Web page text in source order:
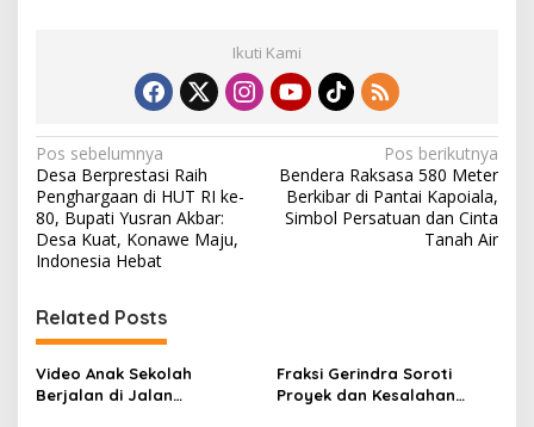
Ikuti Kami
N
a
v
i
a
s
i
Pos sebelumnya
Desa Berprestasi Raih
Penghargaan di HUT RI ke-
80, Bupati Yusran Akbar:
Desa Kuat, Konawe Maju,
Indonesia Hebat
Pos berikutnya
Bendera Raksasa 580 Meter
Berkibar di Pantai Kapoiala,
Simbol Persatuan dan Cinta
Tanah Air
Related Posts
Video Anak Sekolah
Berjalan di Jalan
Fraksi Gerindra Soroti
Proyek dan Kesalahan